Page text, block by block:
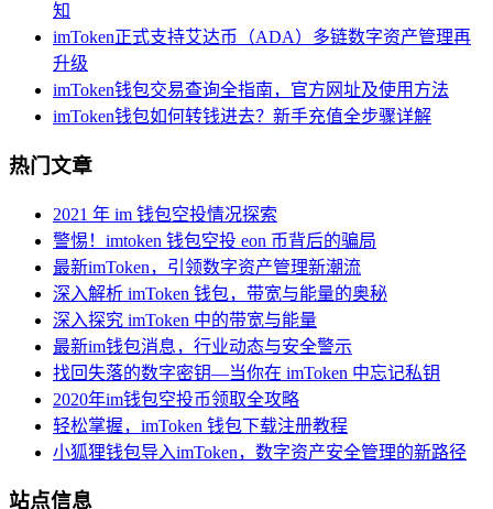
知
imToken正式支持艾达币（ADA）多链数字资产管理再
升级
imToken钱包交易查询全指南，官方网址及使用方法
imToken钱包如何转钱进去？新手充值全步骤详解
热门文章
2021 年 im 钱包空投情况探索
警惕！imtoken 钱包空投 eon 币背后的骗局
最新imToken，引领数字资产管理新潮流
深入解析 imToken 钱包，带宽与能量的奥秘
深入探究 imToken 中的带宽与能量
最新im钱包消息，行业动态与安全警示
找回失落的数字密钥—当你在 imToken 中忘记私钥
2020年im钱包空投币领取全攻略
轻松掌握，imToken 钱包下载注册教程
小狐狸钱包导入imToken，数字资产安全管理的新路径
站点信息